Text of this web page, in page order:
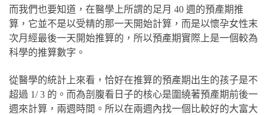
而我們也要知道，在醫學上所謂的足月 40 週的預產期推
算，它並不是以受精的那一天開始計算，而是以懷孕女性末
次月經最後一天開始推算的，所以預產期實際上是一個較為
科學的推算數字。
從醫學的統計上來看，恰好在推算的預產期出生的孩子是不
超過 1/ 3 的。而為剖腹看日子的核心是圍繞著預產期前後一
週來計算，兩週時間。所以在兩週內找一個比較好的大富大